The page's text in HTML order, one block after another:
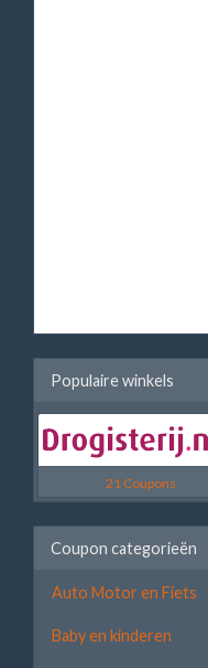
Populaire winkels
21 Coupons
Coupon categorieën
Auto Motor en Fiets
Baby en kinderen